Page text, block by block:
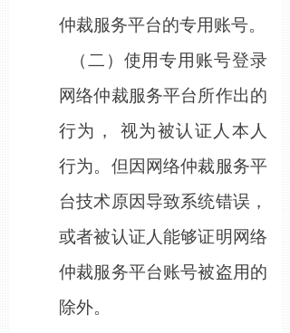
仲裁服务平台的专用账号。
（二）使用专用账号登录
网络仲裁服务平台所作出的
行为，
视为被认证人本人
行为。但因网络仲裁服务平
台技术原因导致系统错误，
或者被认证人能够证明网络
仲裁服务平台账号被盗用的
除外。